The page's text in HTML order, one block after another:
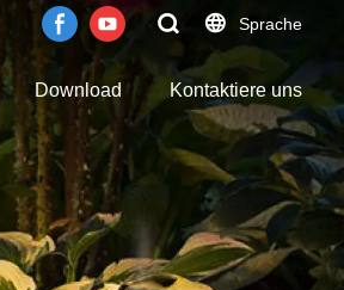
Sprache
Download Kontaktiere uns